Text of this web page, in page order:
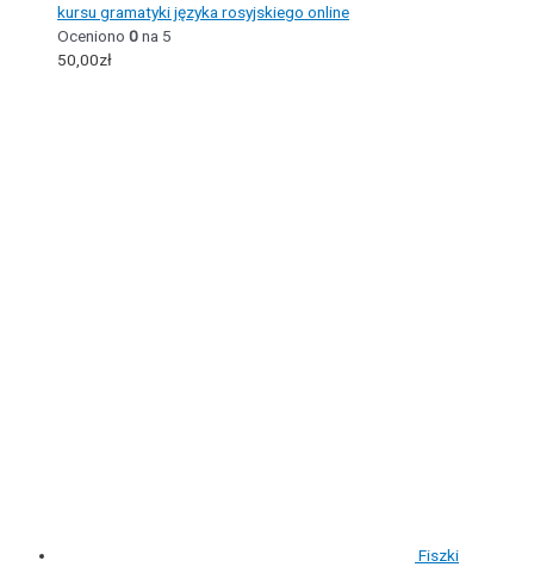
kursu gramatyki języka rosyjskiego online
Oceniono 0na 5
50,00zł
Fiszki